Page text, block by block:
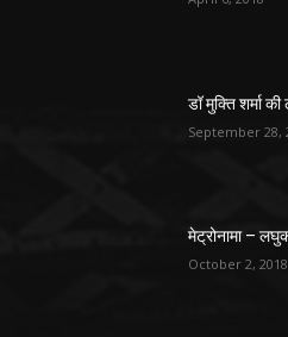
डॉ मुक्ति शर्मा
September 28,
मेट्रोनामा –
October 2, 2018